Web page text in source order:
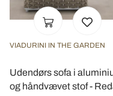
VIADURINI IN THE GARDEN
Udendørs sofa i
og håndvævet stof -